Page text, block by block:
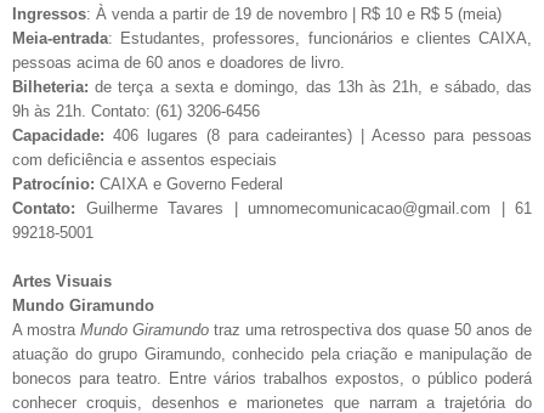
Ingressos: À venda a partir de 19 de novembro | R$ 10 e R$ 5 (meia)
Meia-entrada: Estudantes, professores, funcionários e clientes CAIXA,
pessoas acima de 60 anos e doadores de livro.
Bilheteria: de terça a sexta e domingo, das 13h às 21h, e sábado, das
9h às 21h. Contato: (61) 3206-6456
Capacidade: 406 lugares (8 para cadeirantes) | Acesso para pessoas
com deficiência e assentos especiais
Patrocínio: CAIXA e Governo Federal
Contato: Guilherme Tavares | umnomecomunicacao@gmail.com | 61
99218-5001
Artes Visuais
Mundo Giramundo
A mostra Mundo Giramundo traz uma retrospectiva dos quase 50 anos de
atuação do grupo Giramundo, conhecido pela criação e manipulação de
bonecos para teatro. Entre vários trabalhos expostos, o público poderá
conhecer croquis, desenhos e marionetes que narram a trajetória do